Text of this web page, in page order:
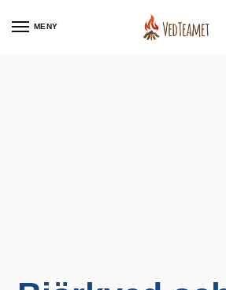
MENY